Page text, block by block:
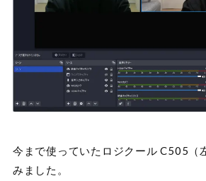
今まで使っていたロジクール C505（
みました。